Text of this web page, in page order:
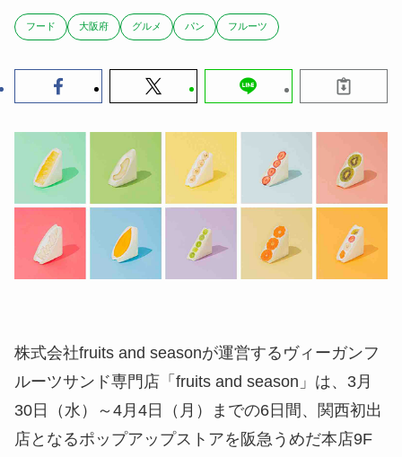
フード 大阪府 グルメ パン フルーツ
株式会社fruits and seasonが運営するヴィーガンフ
ルーツサンド専門店「fruits and season」は、3月
30日（水）～4月4日（月）までの6日間、関西初出
店となるポップアップストアを阪急うめだ本店9F